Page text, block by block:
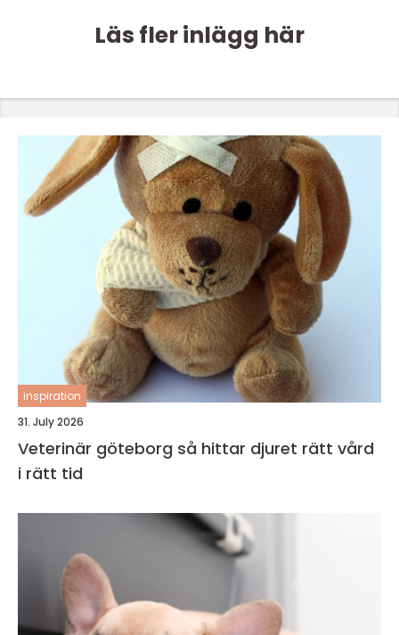
Läs fler inlägg här
inspiration
31. July 2026
Veterinär göteborg så hittar djuret rätt vård
i rätt tid